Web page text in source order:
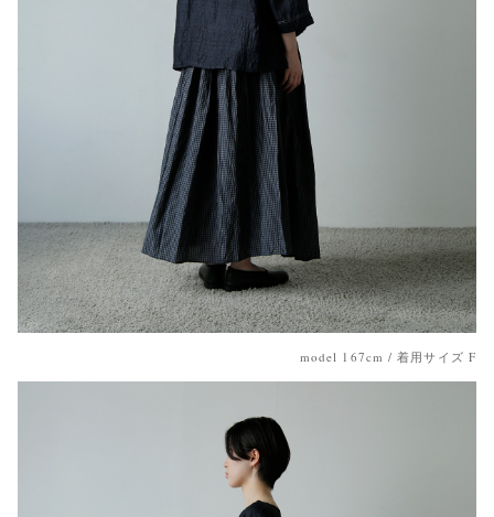
model 167cm / 着用サイズ F